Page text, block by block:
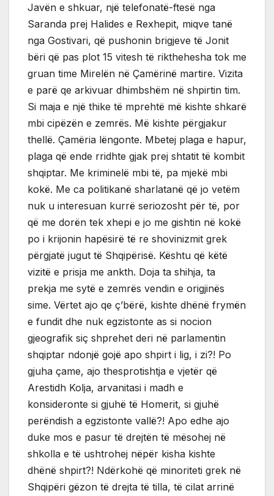
Javën e shkuar, një telefonatë-ftesë nga
Saranda prej Halides e Rexhepit, miqve tanë
nga Gostivari, që pushonin brigjeve të Jonit
bëri që pas plot 15 vitesh të rikthehesha tok me
gruan time Mirelën në Çamërinë martire. Vizita
e parë qe arkivuar dhimbshëm në shpirtin tim.
Si maja e një thike të mprehtë më kishte shkarë
mbi cipëzën e zemrës. Më kishte përgjakur
thellë. Çamëria lëngonte. Mbetej plaga e hapur,
plaga që ende rridhte gjak prej shtatit të kombit
shqiptar. Me kriminelë mbi të, pa mjekë mbi
kokë. Me ca politikanë sharlatanë që jo vetëm
nuk u interesuan kurrë seriozosht për të, por
që me dorën tek xhepi e jo me gishtin në kokë
po i krijonin hapësirë të re shovinizmit grek
përgjatë jugut të Shqipërisë. Kështu që këtë
vizitë e prisja me ankth. Doja ta shihja, ta
prekja me sytë e zemrës vendin e origjinës
sime. Vërtet ajo qe ç’bërë, kishte dhënë frymën
e fundit dhe nuk egzistonte as si nocion
gjeografik siç shprehet deri në parlamentin
shqiptar ndonjë gojë apo shpirt i lig, i zi?! Po
gjuha çame, ajo thesprotishtja e vjetër që
Arestidh Kolja, arvanitasi i madh e
konsideronte si gjuhë të Homerit, si gjuhë
perëndish a egzistonte vallë?! Apo edhe ajo
duke mos e pasur të drejtën të mësohej në
shkolla e të ushtrohej nëpër kisha kishte
dhënë shpirt?! Ndërkohë që minoriteti grek në
Shqipëri gëzon të drejta të tilla, të cilat arrinë